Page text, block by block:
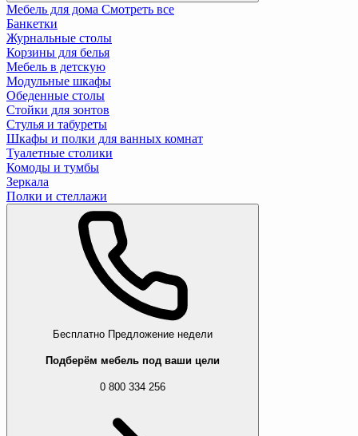
Мебель для дома Смотреть все
Банкетки
Журнальные столы
Корзины для белья
Мебель в детскую
Модульные шкафы
Обеденные столы
Стойки для зонтов
Стулья и табуреты
Шкафы и полки для ванных комнат
Туалетные столики
Комоды и тумбы
Зеркала
Полки и стеллажи
Бесплатно Предложение недели
Подберём мебель под ваши цели
0 800 334 256